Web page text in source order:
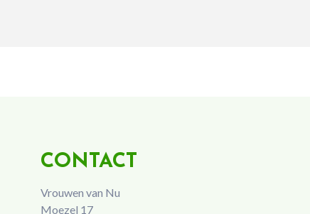
CONTACT
Vrouwen van Nu
Moezel 17